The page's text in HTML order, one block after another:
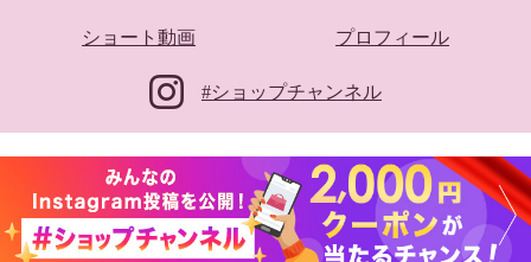
ショート動画 プロフィール
#ショップチャンネル